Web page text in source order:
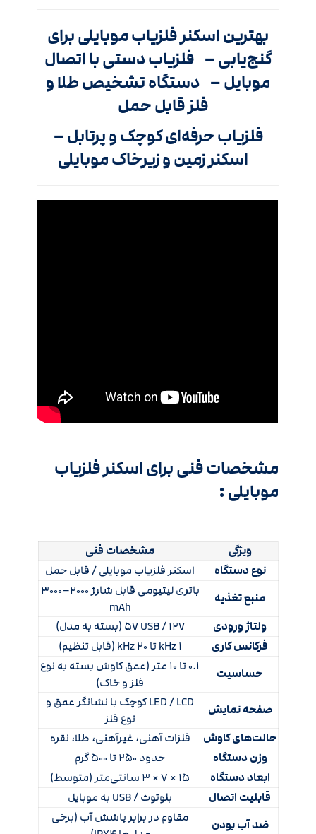
بهترین اسکنر فلزیاب موبایلی برای
گنج‌یابی – فلزیاب دستی با اتصال
موبایل – دستگاه تشخیص طلا و
فلز قابل حمل
فلزیاب حرفه‌ای کوچک و پرتابل –
اسکنر زمین و زیرخاک موبایلی
مشخصات فنی برای اسکنر فلزیاب
موبایلی:
ویژگی
مشخصات فنی
نوع دستگاه
اسکنر فلزیاب موبایلی / قابل حمل
منبع تغذیه
باتری لیتیومی قابل شارژ ۲۰۰۰–۳۰۰۰
mAh
ولتاژ ورودی ۵V USB / ۱۲V (بسته به مدل)
فرکانس کاری ۱ kHz تا ۲۰ kHz (قابل تنظیم)
حساسیت
۰.۱ تا ۱۰ متر (عمق کاوش بسته به نوع
فلز و خاک)
صفحه نمایش
LED / LCD کوچک با نشانگر عمق و
نوع فلز
حالت‌های کاوش فلزات آهنی، غیرآهنی، طلا، نقره
وزن دستگاه حدود ۲۵۰ تا ۵۰۰ گرم
ابعاد دستگاه ۱۵ × ۷ × ۳ سانتی‌متر (متوسط)
قابلیت اتصال بلوتوث / USB به موبایل
ضد آب بودن
مقاوم در برابر پاشش آب (برخی